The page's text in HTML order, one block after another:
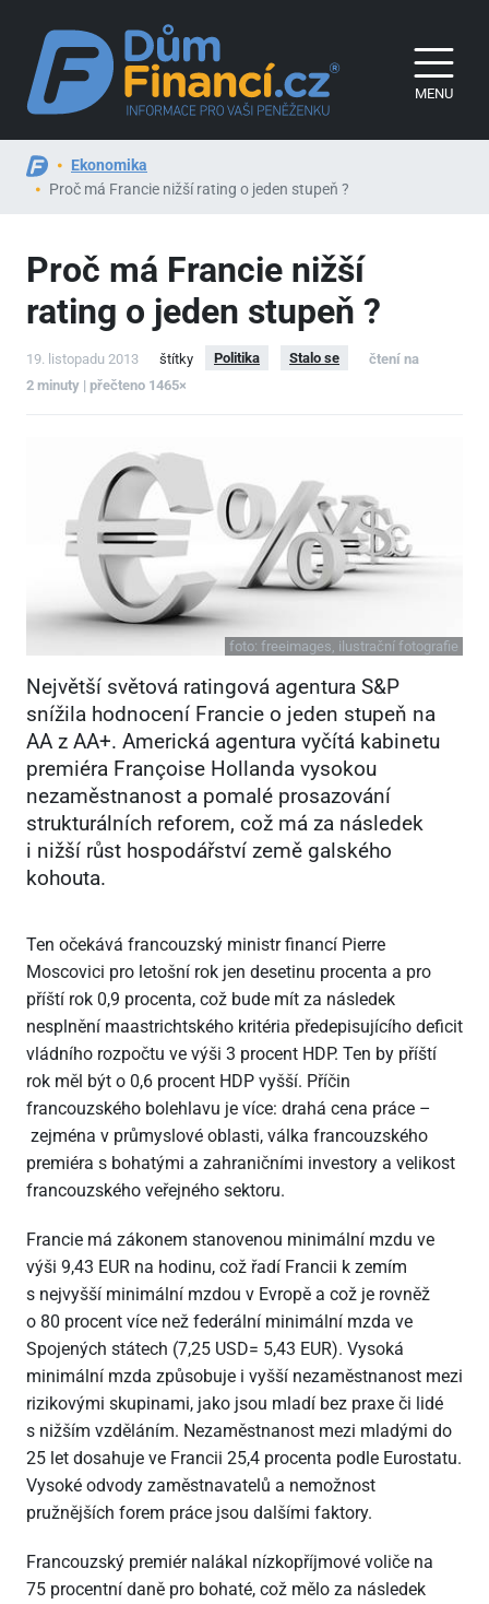
MENU
Ekonomika
Proč má Francie nižší rating o jeden stupeň ?
Proč má Francie nižší
rating o jeden stupeň ?
19. listopadu 2013 štítky Politika Stalo se
čtení na
2 minuty | přečteno 1465×
foto: freeimages, ilustrační fotografie
Největší světová ratingová agentura S&P
snížila hodnocení Francie o jeden stupeň na
AA z AA+. Americká agentura vyčítá kabinetu
premiéra Françoise Hollanda vysokou
nezaměstnanost a pomalé prosazování
strukturálních reforem, což má za následek
i nižší růst hospodářství země galského
kohouta.
Ten očekává francouzský ministr financí Pierre
Moscovici pro letošní rok jen desetinu procenta a pro
příští rok 0,9 procenta, což bude mít za následek
nesplnění maastrichtského kritéria předepisujícího deficit
vládního rozpočtu ve výši 3 procent HDP. Ten by příští
rok měl být o 0,6 procent HDP vyšší. Příčin
francouzského bolehlavu je více: drahá cena práce –
zejména v průmyslové oblasti, válka francouzského
premiéra s bohatými a zahraničními investory a velikost
francouzského veřejného sektoru.
Francie má zákonem stanovenou minimální mzdu ve
výši 9,43 EUR na hodinu, což řadí Francii k zemím
s nejvyšší minimální mzdou v Evropě a což je rovněž
o 80 procent více než federální minimální mzda ve
Spojených státech (7,25 USD= 5,43 EUR). Vysoká
minimální mzda způsobuje i vyšší nezaměstnanost mezi
rizikovými skupinami, jako jsou mladí bez praxe či lidé
s nižším vzděláním. Nezaměstnanost mezi mladými do
25 let dosahuje ve Francii 25,4 procenta podle Eurostatu.
Vysoké odvody zaměstnavatelů a nemožnost
pružnějších forem práce jsou dalšími faktory.
Francouzský premiér nalákal nízkopříjmové voliče na
75 procentní daně pro bohaté, což mělo za následek